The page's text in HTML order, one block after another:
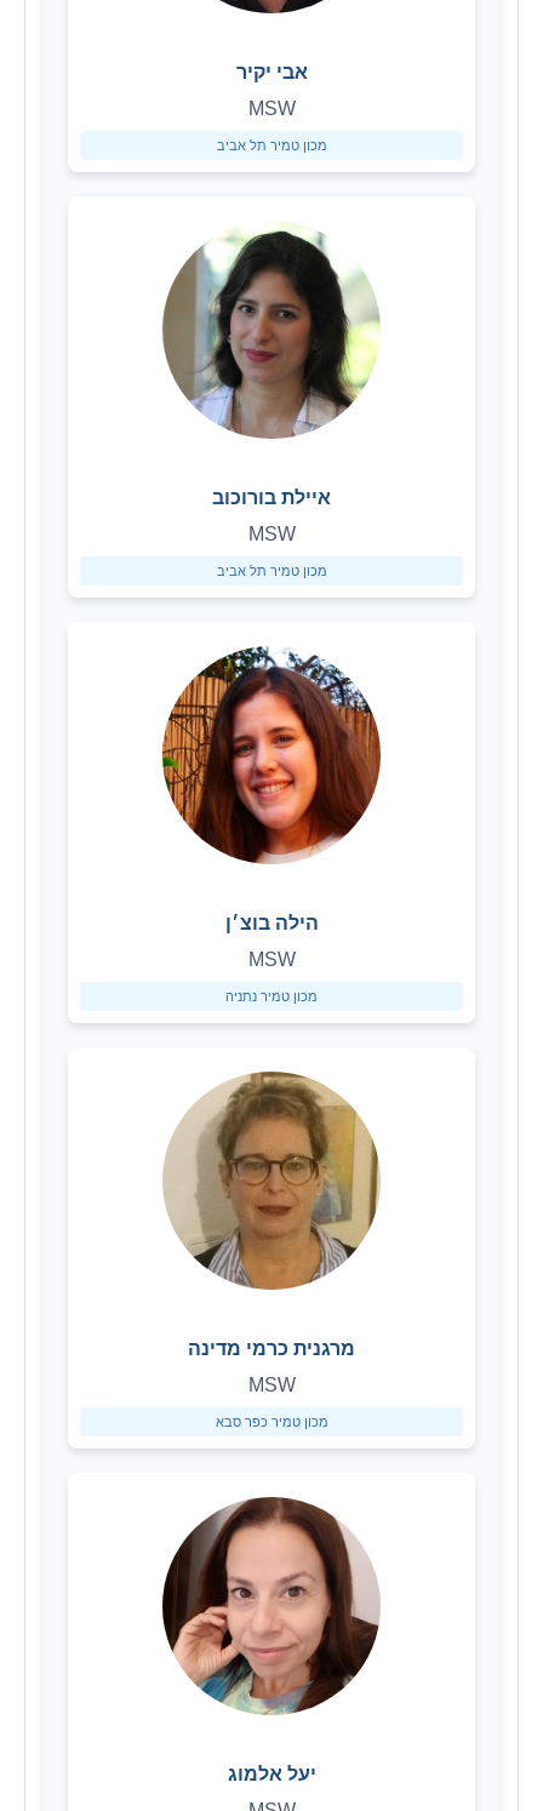
אבי יקיר
MSW
מכון טמיר תל אביב
איילת בורוכוב
MSW
מכון טמיר תל אביב
הילה בוצ׳ן
MSW
מכון טמיר נתניה
מרגנית כרמי מדינה
MSW
מכון טמיר כפר סבא
יעל אלמוג